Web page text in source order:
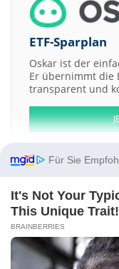
ETF-Sparplan
Oskar ist der
Er übernimmt die
transparent und
Aktien ATX DAX
SCE Intelligent
Für Sie
It's Not Your
This Unique Trait!
BRAINBERRIES